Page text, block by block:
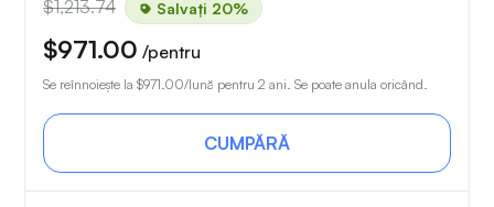
$1,213.74 Salvați 20%
$971.00 /pentru
Se reînnoiește la $971.00/lună pentru 2 ani. Se poate anula oricând.
CUMPĂRĂ